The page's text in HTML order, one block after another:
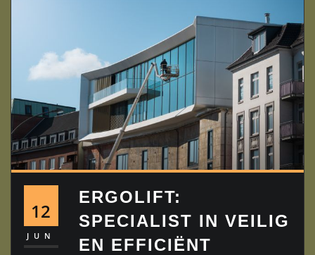
12
JUN
ERGOLIFT:
SPECIALIST IN VEILIG
EN EFFICIËNT